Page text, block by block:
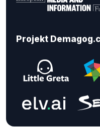
Projekt